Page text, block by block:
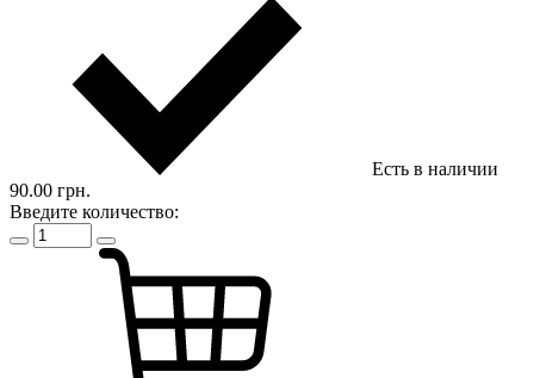
Есть в наличии
90.00 грн.
Введите количество: